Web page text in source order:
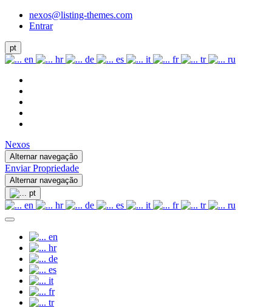
nexos@listing-themes.com
Entrar
pt
en hr de es it fr tr ru
Nexos
Alternar navegação
Enviar Propriedade
Alternar navegação
pt
en hr de es it fr tr ru
en
hr
de
es
it
fr
tr